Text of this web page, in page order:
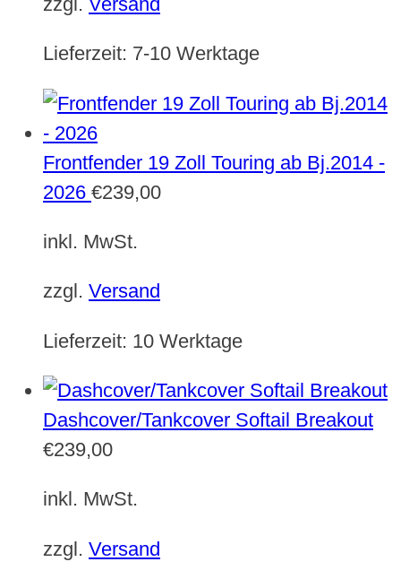
Lieferzeit: 7-10 Werktage
Frontfender 19 Zoll Touring ab Bj.2014 -
2026 €239,00
inkl. MwSt.
zzgl. Versand
Lieferzeit: 10 Werktage
Dashcover/Tankcover Softail Breakout
€239,00
inkl. MwSt.
zzgl. Versand